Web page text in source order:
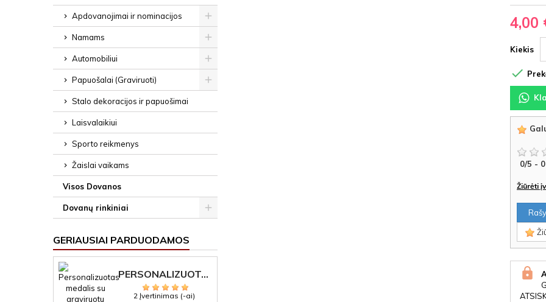
Apdovanojimai ir nominacijos
Namams
Automobiliui
Papuošalai (Graviruoti)
Stalo dekoracijos ir papuošimai
Laisvalaikiui
Sporto reikmenys
Žaislai vaikams
Visos Dovanos
Dovanų rinkiniai
GERIAUSIAI PARDUODAMOS
PERSONALIZUOTAS MEDALIS "1" SU GRAVIRUOTU TEKSTU
2 Įvertinimas (-ai)
4,00
Kiekis

0/5 - 0
Žiūrėti